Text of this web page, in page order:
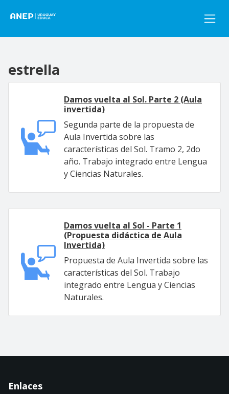
estrella
Damos vuelta al Sol. Parte 2 (Aula
invertida)
Segunda parte de la propuesta de
Aula Invertida sobre las
características del Sol. Tramo 2, 2do
año. Trabajo integrado entre Lengua
y Ciencias Naturales.
Damos vuelta al Sol - Parte 1
(Propuesta didáctica de Aula
Invertida)
Propuesta de Aula Invertida sobre las
características del Sol. Trabajo
integrado entre Lengua y Ciencias
Naturales.
Enlaces